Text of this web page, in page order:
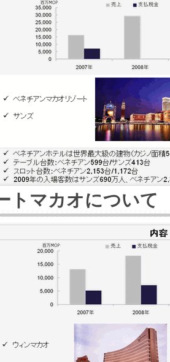
トマカオについて